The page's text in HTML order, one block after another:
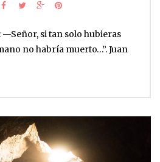
—Señor, si tan solo hubieras
no habría muerto…”. Juan‬